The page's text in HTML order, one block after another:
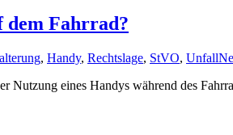
dem Fahrrad?
, Handy, Rechtslage, StVO, Unfall
eines Handys während des